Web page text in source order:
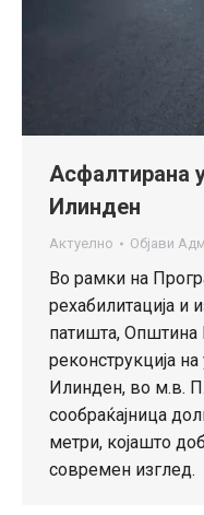
Асфалтирана
Илинден
Актуелно Објави
Во рамки на
рехабилитација и
патишта,
реконструкција
Илинден, во м.в.
сообраќајница
метри, којашто
современ изглед.